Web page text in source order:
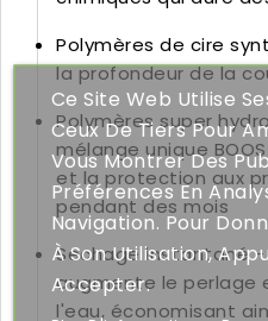
Polymères de cire
la profondeur de la
Polymères super
mélange unique
et la protection aux
pendant des mois
Séchage instantané
augmente le perlage
l'eau, économisant
Ce Site Web Utilise
Ceux De Tiers Pour
Vous Montrer Des
Préférences En
Navigation. Pour
À Son Utilisation,
Accepter.